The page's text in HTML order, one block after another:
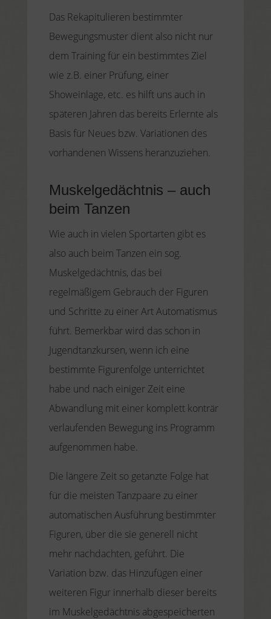
Das Rekapitulieren bestimmter
Bewegungsmuster dient also nicht nur
dem Training für ein bestimmtes Ziel
wie z.B. einer Prüfung, einer
Showeinlage, etc. es hilft uns auch in
späteren Jahren das bereits Erlernte als
Basis für Neues bzw. Variationen des
vorhandenen Wissens heranzuziehen.
Muskelgedächtnis – auch
beim Tanzen
Wie auch in vielen Sportarten gibt es
also auch beim Tanzen ein sog.
Muskelgedächtnis, das bei
regelmäßigem Gebrauch der Figuren
und Schritte zu einer Art Automatismus
führt. Bemerkbar wird das schon in
Jugendtanzkursen, wenn ich eine
bestimmte Figurenfolge unterrichtet
habe und nach einiger Zeit eine
Abwandlung mit einer komplett konträr
verlaufenden Bewegung ins Programm
aufgenommen habe.
Die längere Zeit so getanzte Folge hat
für die meisten Tanzpaare zu einer
automatischen Ausführung bestimmter
Figuren, über die sie generell nicht
mehr nachdachten, geführt. Die
Variation bzw. das Hinzufügen einer
weiteren Figur innerhalb dieser bereits
im Muskelgedächtnis abgespeicherten